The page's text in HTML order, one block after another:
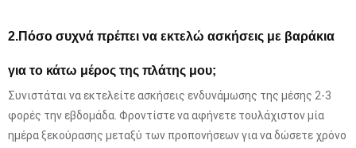
2.Πόσο συχνά πρέπει να εκτελώ ασκήσεις με βαράκια
για το κάτω μέρος της πλάτης μου;
Συνιστάται να εκτελείτε ασκήσεις ενδυνάμωσης της μέσης 2-3
φορές την εβδομάδα. Φροντίστε να αφήνετε τουλάχιστον μία
ημέρα ξεκούρασης μεταξύ των προπονήσεων για να δώσετε χρόνο